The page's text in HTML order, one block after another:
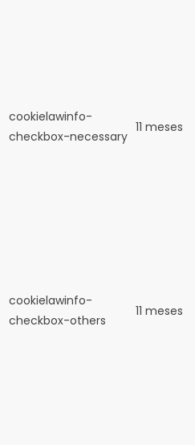
cookielawinfo-
checkbox-necessary
11 meses
cookielawinfo-
checkbox-others
11 meses